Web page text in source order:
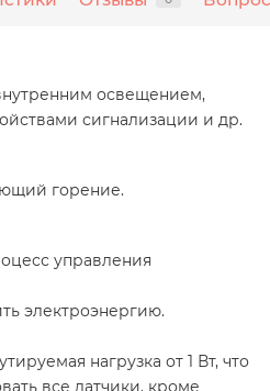
освещением,
сигнализации и др.
горение.
управления
электроэнергию.
нагрузка от 1 Вт, что
все датчики, кроме